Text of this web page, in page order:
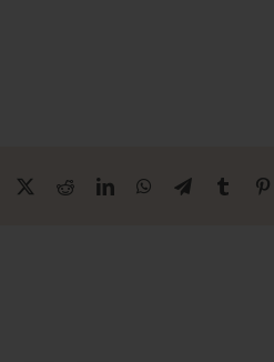
Facebook RedditLinkedInWhatsAppTelegrama
Tumblr